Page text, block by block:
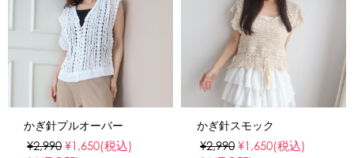
かぎ針プルオーバー
¥2,990 ¥1,650(税込)
かぎ針スモック
¥2,990 ¥1,650(税込)